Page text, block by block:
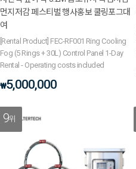
먼지저감 페스티벌 행사홍보 쿨링포그대
여
[Rental Product] FEC-RF001 Ring Cooling
Fog (5 Rings + 30L) Control Panel 1-Day
Rental - Operating costs included
₩5,000,000
9위